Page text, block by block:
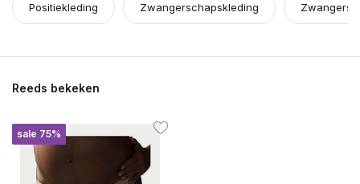
Positiekleding Zwangerschapskleding
Reeds bekeken
sale 75%